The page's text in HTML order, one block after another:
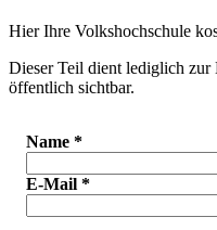
Hier Ihre Volkshochschule
Dieser Teil dient lediglich
öffentlich sichtbar.
Name *
E-Mail *